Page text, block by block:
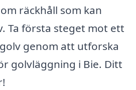
räckhåll som kan
Ta första steget mot ett
genom att utforska
golvläggning i Bie. Ditt